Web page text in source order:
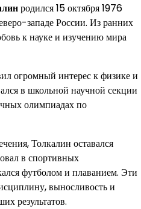
родился 15 октября 1976
западе России. Из ранних
к науке и изучению мира
огромный интерес к физике и
в школьной научной секции
олимпиадах по
Толкалин оставался
в спортивных
футболом и плаванием. Эти
выносливость и
результатов.